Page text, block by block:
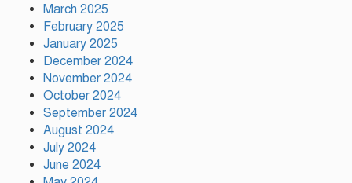
দুর্গাপূজায় আসছে সালমার নতুন গান,
রেকর্ড সম্পন্ন
March 2025
February 2025
January 2025
December 2024
November 2024
October 2024
September 2024
August 2024
July 2024
June 2024